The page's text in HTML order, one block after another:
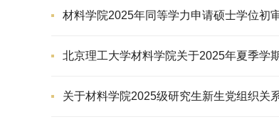
材料学院2025年同等学力申请硕士学位初
北京理工大学材料学院关于2025年夏季学
关于材料学院2025级研究生新生党组织关